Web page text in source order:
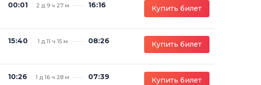
00:01 2 д 9 ч 27 м 16:16 Купить билет
15:40 1 д 11 ч 15 м 08:26 Купить билет
10:26 1 д 16 ч 28 м 07:39 Купить билет